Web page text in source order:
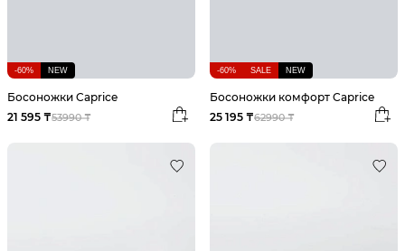
-60% NEW
Босоножки Caprice
53990 ₸
21 595 ₸
-60% SALE NEW
Босоножки комфорт Caprice
62990 ₸
25 195 ₸